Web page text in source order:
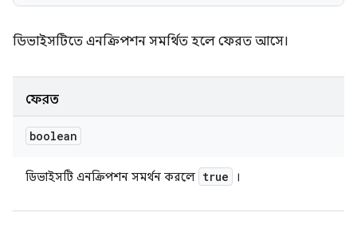
ডিভাইসটিতে এনক্রিপশন সমর্থিত হলে ফেরত আসে।
ফেরত
boolean
ডিভাইসটি এনক্রিপশন সমর্থন করলে true ।